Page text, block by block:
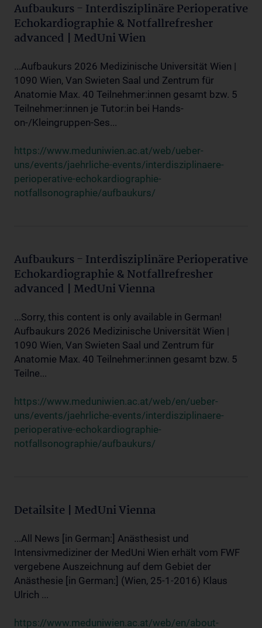
Aufbaukurs - Interdisziplinäre Perioperative
Echokardiographie & Notfallrefresher
advanced | MedUni Wien
...Aufbaukurs 2026 Medizinische Universität Wien |
1090 Wien, Van Swieten Saal und Zentrum für
Anatomie Max. 40 Teilnehmer:innen gesamt bzw. 5
Teilnehmer:innen je Tutor:in bei Hands-
on-/Kleingruppen-Ses...
https://www.meduniwien.ac.at/web/ueber-
uns/events/jaehrliche-events/interdisziplinaere-
perioperative-echokardiographie-
notfallsonographie/aufbaukurs/
Aufbaukurs - Interdisziplinäre Perioperative
Echokardiographie & Notfallrefresher
advanced | MedUni Vienna
...Sorry, this content is only available in German!
Aufbaukurs 2026 Medizinische Universität Wien |
1090 Wien, Van Swieten Saal und Zentrum für
Anatomie Max. 40 Teilnehmer:innen gesamt bzw. 5
Teilne...
https://www.meduniwien.ac.at/web/en/ueber-
uns/events/jaehrliche-events/interdisziplinaere-
perioperative-echokardiographie-
notfallsonographie/aufbaukurs/
Detailsite | MedUni Vienna
...All News [in German:] Anästhesist und
Intensivmediziner der MedUni Wien erhält vom FWF
vergebene Auszeichnung auf dem Gebiet der
Anästhesie [in German:] (Wien, 25-1-2016) Klaus
Ulrich ...
https://www.meduniwien.ac.at/web/en/about-